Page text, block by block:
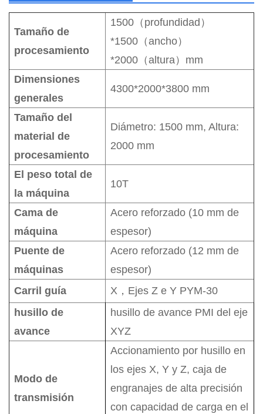
Tamaño de
procesamiento
1500 （ profundidad ）
*1500 （ancho）
*2000 （altura） mm
Dimensiones
generales
4300*2000*3800 mm
Tamaño del
material de
procesamiento
Diámetro: 1500 mm, Altura:
2000 mm
El peso total de
la máquina
10T
Cama de
máquina
Acero reforzado (10 mm de
espesor)
Puente de
máquinas
Acero reforzado (12 mm de
espesor)
Carril guía
X ， Ejes Z e Y PYM-30
husillo de
avance
husillo de avance PMI del eje
XYZ
Modo de
transmisión
Accionamiento por husillo en
los ejes X, Y y Z, caja de
engranajes de alta precisión
con capacidad de carga en el